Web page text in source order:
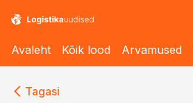
Avaleht Kõik lood Arvamused
Tagasi